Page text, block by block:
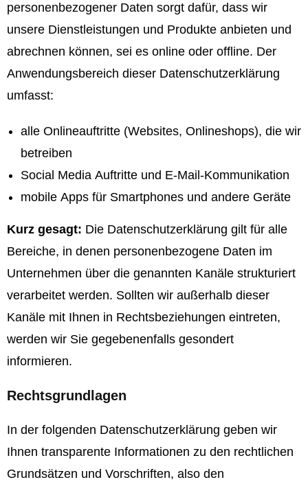
personenbezogener Daten sorgt dafür, dass wir
unsere Dienstleistungen und Produkte anbieten und
abrechnen können, sei es online oder offline. Der
Anwendungsbereich dieser Datenschutzerklärung
umfasst:
alle Onlineauftritte (Websites, Onlineshops), die wir
betreiben
Social Media Auftritte und E-Mail-Kommunikation
mobile Apps für Smartphones und andere Geräte
Kurz gesagt: Die Datenschutzerklärung gilt für alle
Bereiche, in denen personenbezogene Daten im
Unternehmen über die genannten Kanäle strukturiert
verarbeitet werden. Sollten wir außerhalb dieser
Kanäle mit Ihnen in Rechtsbeziehungen eintreten,
werden wir Sie gegebenenfalls gesondert
informieren.
Rechtsgrundlagen
In der folgenden Datenschutzerklärung geben wir
Ihnen transparente Informationen zu den rechtlichen
Grundsätzen und Vorschriften, also den